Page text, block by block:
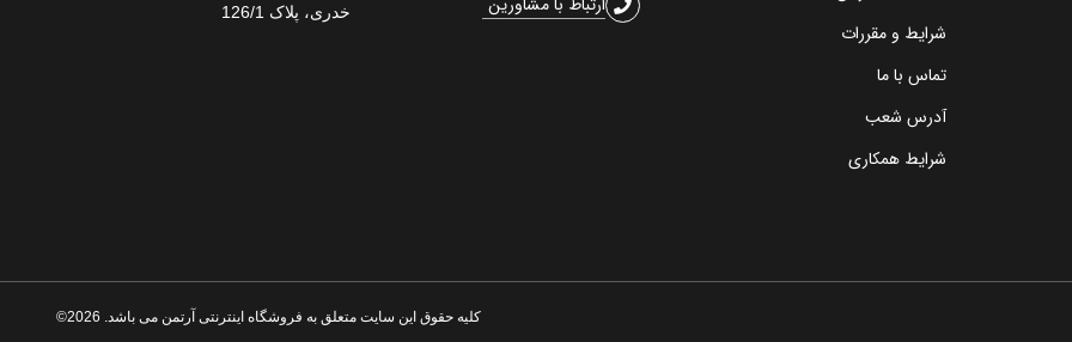
شرایط و مقررات
تماس با ما
آدرس شعب
شرایط همکاری
خدری، پلاک 126/1
کلیه حقوق این سایت متعلق به فروشگاه اینترنتی آرتمن می باشد. 2026©